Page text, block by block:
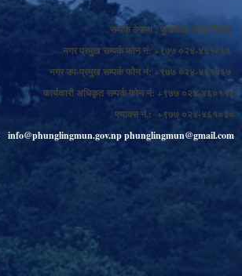
सम्पर्क ठेगाना : फुङलिङ नगरपालिका
नगर प्रमुख सम्पर्क फोन नं: +९७७ ०२४-४६१०६६
नगर उप-प्रमुख सम्पर्क फोन नं: +९७७ ०२४-४६१०६७
कार्यकारी अधिकृत सम्पर्क फोन नं: +९७७ ०२४-४६०११४
फ्याक्स नं.: +९७७ ०२४-४६१०३०
info@phunglingmun.gov.npphunglingmun@gmail.com